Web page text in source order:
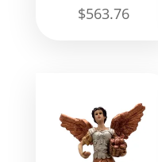
$563.76